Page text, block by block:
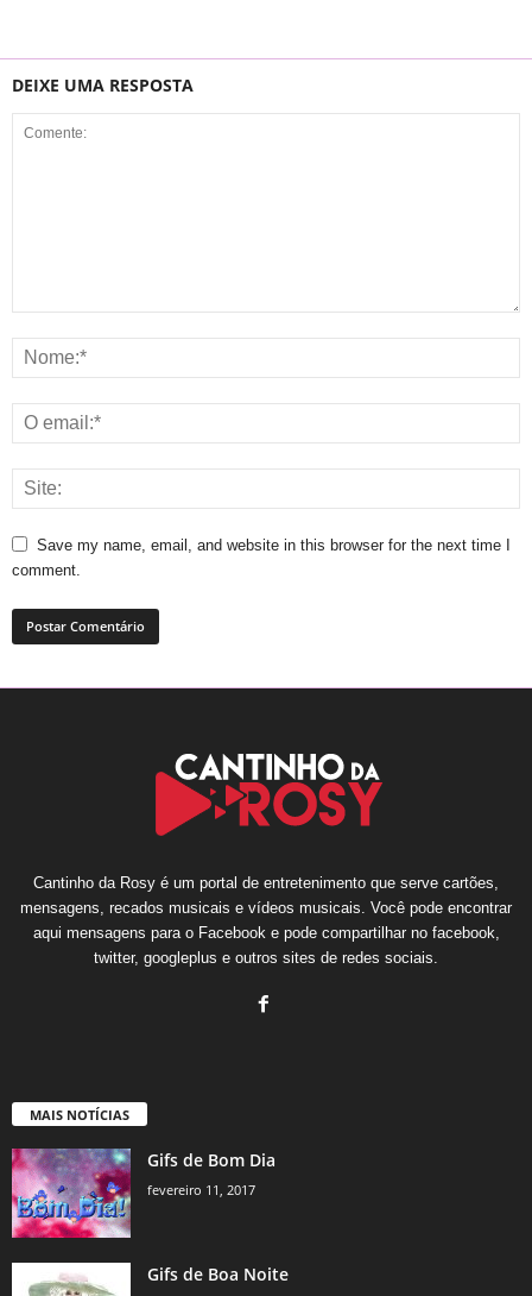
DEIXE UMA RESPOSTA
Save my name, email, and website in this browser for the next time I
comment.
Cantinho da Rosy é um portal de entretenimento que serve cartões,
mensagens, recados musicais e vídeos musicais. Você pode encontrar
aqui mensagens para o Facebook e pode compartilhar no facebook,
twitter, googleplus e outros sites de redes sociais.
MAIS NOTÍCIAS
Gifs de Bom Dia
fevereiro 11, 2017
Gifs de Boa Noite